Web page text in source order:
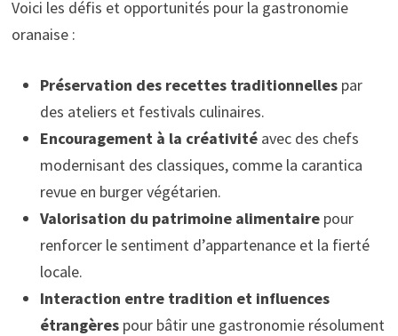
Voici les défis et opportunités pour la gastronomie
oranaise :
Préservation des recettes traditionnellespar
des ateliers et festivals culinaires.
Encouragement à la créativitéavec des chefs
modernisant des classiques, comme la carantica
revue en burger végétarien.
Valorisation du patrimoine alimentairepour
renforcer le sentiment d’appartenance et la fierté
locale.
Interaction entre tradition et influences
étrangèrespour bâtir une gastronomie résolument